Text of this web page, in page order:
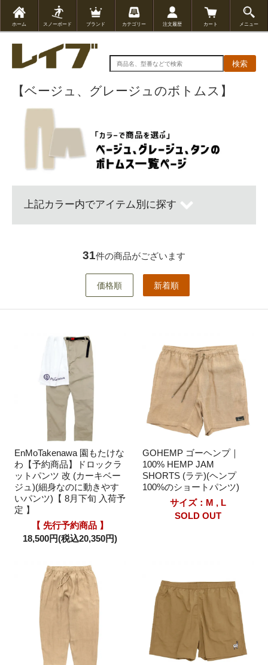
ホーム スノーボード ブランド カテゴリー 注文履歴 カート メニュー
検索
【ベージュ、グレージュのボトムス】
上記カラー内でアイテム別に探す
31件の商品がございます
価格順 新着順
EnMoTakenawa 園もたけな
わ【予約商品】ドロックラ
ットパンツ 改 (カーキベー
ジュ)(細身なのに動きやす
いパンツ)【 8月下旬 入荷予
定 】
【 先行予約商品 】
18,500円(税込20,350円)
GOHEMP ゴーヘンプ｜
100% HEMP JAM
SHORTS (ラテ)(ヘンプ
100%のショートパンツ)
サイズ：M , L
SOLD OUT